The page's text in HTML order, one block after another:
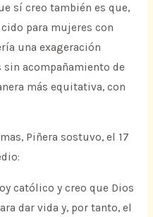
sí creo también es que,
para mujeres con
una exageración
sin acompañamiento de
más equitativa, con
Piñera sostuvo, el 17
católico y creo que Dios
dar vida y, por tanto, el